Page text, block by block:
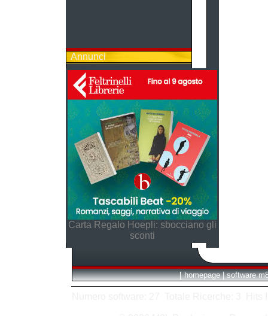
Annunci
Carta Regalo Hoepli: sbocciano gli
sconti
[ homepage | software